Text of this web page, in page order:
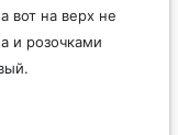
вот на верх не
и розочками